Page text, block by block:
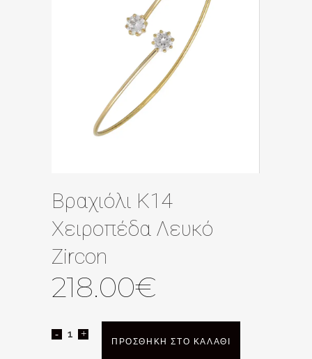
Βραχιόλι Κ14
Χειροπέδα Λευκό
Zircon
218.00€
Βραχιόλι
ΠΡΟΣΘΉΚΗ ΣΤΟ ΚΑΛΆΘΙ